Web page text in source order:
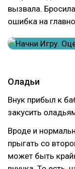
вызвала.
ошибка на
Оладьи
Внук прибыл к
закусить
Вроде и
прыгать со
может быть